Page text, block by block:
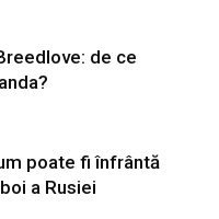
de ce
poate fi înfrântă
a Rusiei